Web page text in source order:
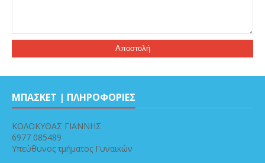
ΜΠΑΣΚΕΤ | ΠΛΗΡΟΦΟΡΙΕΣ
ΚΟΛΟΚΥΘΑΣ ΓΙΑΝΝΗΣ
6977 085489
Υπεύθυνος τμήματος Γυναικών